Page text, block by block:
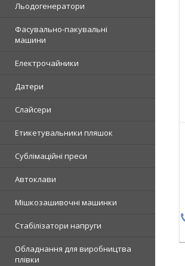
Льодогенератори
Фасувально-пакувальні
машини
Електрочайники
Датери
Слайсери
Етикетувальники пляшок
Сублімаційні преси
Автоклави
Мішкозашивочні машинки
Стабілізатори напруги
Обладнання для виробництва
плівки